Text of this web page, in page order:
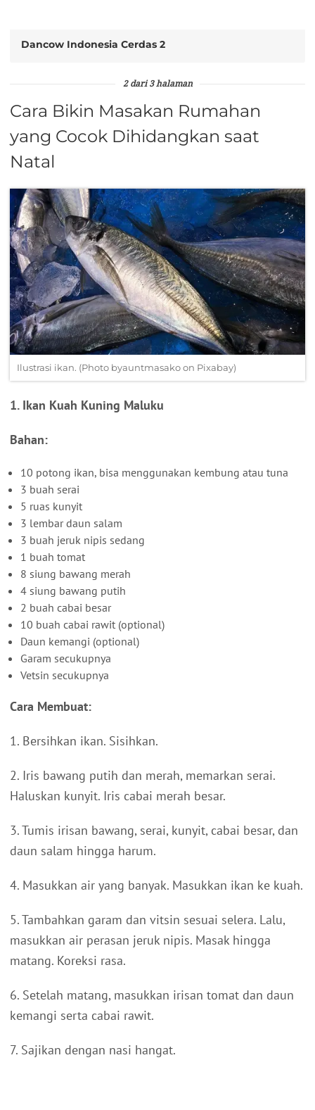
Dancow Indonesia Cerdas 2
2 dari 3 halaman
Cara Bikin Masakan Rumahan
yang Cocok Dihidangkan saat
Natal
Ilustrasi ikan. (Photo byauntmasako on Pixabay)
1. Ikan Kuah Kuning Maluku
Bahan:
10 potong ikan, bisa menggunakan kembung atau tuna
3 buah serai
5 ruas kunyit
3 lembar daun salam
3 buah jeruk nipis sedang
1 buah tomat
8 siung bawang merah
4 siung bawang putih
2 buah cabai besar
10 buah cabai rawit (optional)
Daun kemangi (optional)
Garam secukupnya
Vetsin secukupnya
Cara Membuat:
1. Bersihkan ikan. Sisihkan.
2. Iris bawang putih dan merah, memarkan serai.
Haluskan kunyit. Iris cabai merah besar.
3. Tumis irisan bawang, serai, kunyit, cabai besar, dan
daun salam hingga harum.
4. Masukkan air yang banyak. Masukkan ikan ke kuah.
5. Tambahkan garam dan vitsin sesuai selera. Lalu,
masukkan air perasan jeruk nipis. Masak hingga
matang. Koreksi rasa.
6. Setelah matang, masukkan irisan tomat dan daun
kemangi serta cabai rawit.
7. Sajikan dengan nasi hangat.